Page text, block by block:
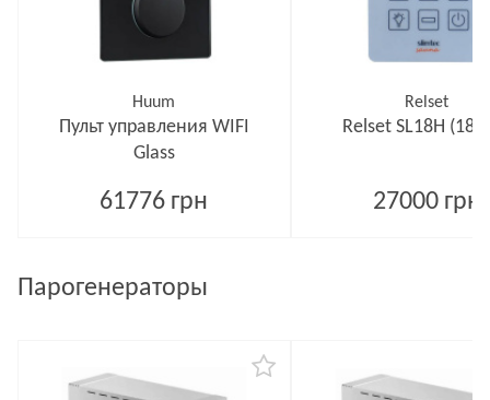
Huum
Пульт управления WIFI
Glass
61776 грн
Relset
Relset SL18H (18
27000 грн
Парогенераторы